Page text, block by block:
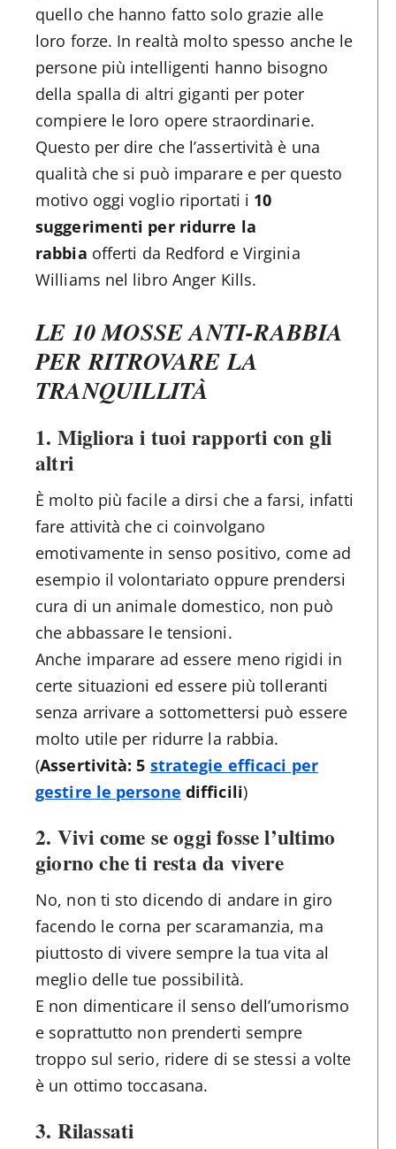
quello che hanno fatto solo grazie alle
loro forze. In realtà molto spesso anche le
persone più intelligenti hanno bisogno
della spalla di altri giganti per poter
compiere le loro opere straordinarie.
Questo per dire che l’assertività è una
qualità che si può imparare e per questo
motivo oggi voglio riportati i 10
suggerimenti per ridurre la
rabbia offerti da Redford e Virginia
Williams nel libro Anger Kills.
LE 10 MOSSE ANTI-RABBIA
PER RITROVARE LA
TRANQUILLITÀ
1. Migliora i tuoi rapporti con gli
altri
È molto più facile a dirsi che a farsi, infatti
fare attività che ci coinvolgano
emotivamente in senso positivo, come ad
esempio il volontariato oppure prendersi
cura di un animale domestico, non può
che abbassare le tensioni.
Anche imparare ad essere meno rigidi in
certe situazioni ed essere più tolleranti
senza arrivare a sottomettersi può essere
molto utile per ridurre la rabbia.
(Assertività: 5 strategie efficaci per
gestire le persone difficili)
2. Vivi come se oggi fosse l’ultimo
giorno che ti resta da vivere
No, non ti sto dicendo di andare in giro
facendo le corna per scaramanzia, ma
piuttosto di vivere sempre la tua vita al
meglio delle tue possibilità.
E non dimenticare il senso dell’umorismo
e soprattutto non prenderti sempre
troppo sul serio, ridere di se stessi a volte
è un ottimo toccasana.
3. Rilassati